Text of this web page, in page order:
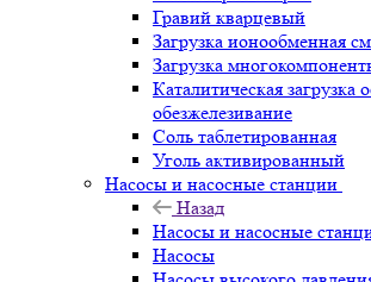
Гравий кварцевый
Загрузка ионообменная
Загрузка
Каталитическая загрузка
обезжелезивание
Соль таблетированная
Уголь активированный
Насосы и насосные станции
Назад
Насосы и насосные
Насосы